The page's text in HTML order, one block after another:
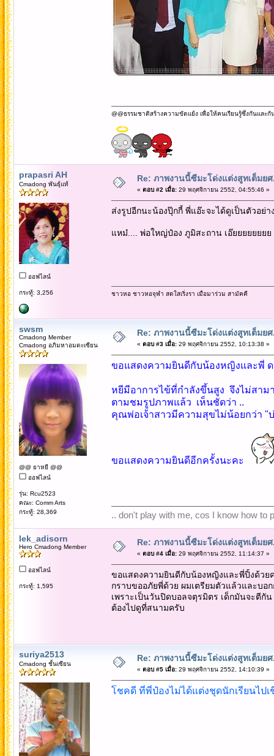
@@ธรรมชาติสร้างความขัดแย้ง เพื่อให้คนเรียนรู้ซึ่งกันและกั
prapasri AH
Cmadong พันธุ์แท้
ออฟไลน์
กระทู้: 3,256
Re: ภาพงานนี้ซีมะโด่งแต่งสูทเต็มย
« ตอบ #2 เมื่อ:29 พฤศจิกายน 2552, 04:55:46 »
ส่งรูปอีกนะน้องปุ๊กกี้ พี่แอ๊ะจะได้ดูเป็นตัวอย่า
แหม๋.... พ่อใหญ่ป๋อง ภูมิสะถาน เอ๊ยยยยยยยย
ชาวหอ ชาวหอจุฬา สดใสเริ่งรา เมื่อมาร่วม สามัคคี
swsm
Cmadong Member
Cmadong อภิมหาอมตะเซียน
@@ ยาหยี @@
ออฟไลน์
รุ่น: Rcu2523
คณะ: Comm Arts
กระทู้: 28,369
Re: ภาพงานนี้ซีมะโด่งแต่งสูทเต็มย
« ตอบ #3 เมื่อ:29 พฤศจิกายน 2552, 10:13:38 »
ขอแสดงความยินดีกับน้องหญิงและพี่ ด
หยีมีอาการไข้ที่กำลังขึ้นสูง จึงไม่สาม
ตามชมรูปภาพแล้ว เห็นชัดว่า ..
คุณพ่อเจ้าสาวมีความสุขไม่น้อยกว่า "
ขอแสดงความยินดีอีกครั้งนะคะ
.. don't play with me, cos I know how to
lek_adisorn
Hero Cmadong Member
ออฟไลน์
กระทู้: 1,595
Re: ภาพงานนี้ซีมะโด่งแต่งสูทเต็มย
« ตอบ #4 เมื่อ:29 พฤศจิกายน 2552, 11:14:37 »
ขอแสดงความยินดีกับน้องหญิงและพี่ปิ้งด้วย
กราบขออภัยพี่ด้วย ผมเตรียมตัวแล้วและบอ
เพราะเป็นวันปิดบอลจตุรมิตร เด็กมันจะตีกั
ต้องไปดูที่สนามครับ
suriya2513
Cmadong ชั้นเซียน
Re: ภาพงานนี้ซีมะโด่งแต่งสูทเต็มย
« ตอบ #5 เมื่อ:29 พฤศจิกายน 2552, 14:10:39 »
โชคดี ที่พี่ป๋องไม่ได้แต่งชุดนักเรียนไป